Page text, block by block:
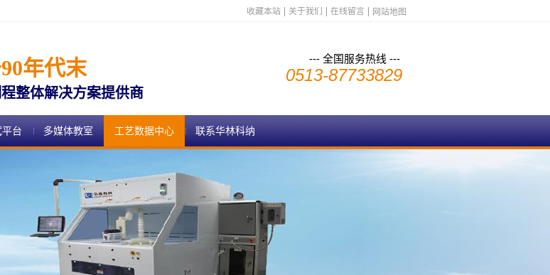
收藏本站 关于我们 在线留言 网站地图
年代末
整体解决方案提供商
--- 全国服务热线 ---
0513-87733829
台 多媒体教室 工艺数据中心 联系华林科纳